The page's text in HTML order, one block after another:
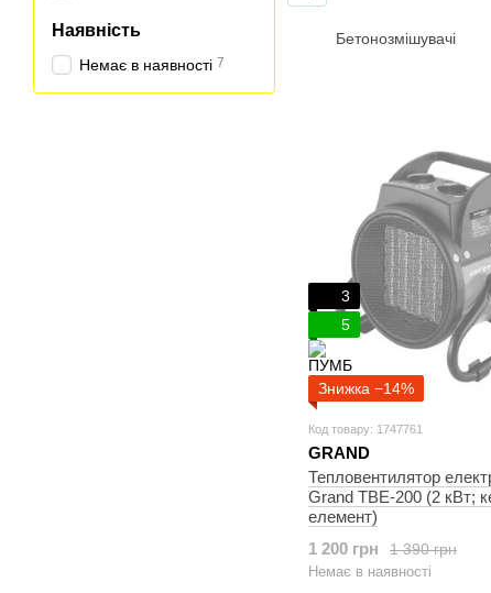
Бетонозмішувачі
3
5
Знижка −14%
Код товару: 1747761
GRAND
Тепловентилятор
Grand ТВЕ-200 (2 кВт;
елемент)
1 390 грн
1 200 грн
Немає в наявності
Наявність
Немає в наявності 7